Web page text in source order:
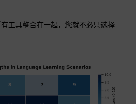
工具整合在一起，您就不必只选择